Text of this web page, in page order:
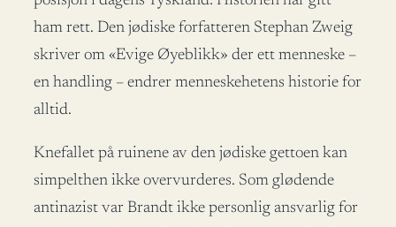
ham rett. Den jødiske forfatteren Stephan Zweig
skriver om «Evige Øyeblikk» der ett menneske –
en handling – endrer menneskehetens historie for
alltid.
Knefallet på ruinene av den jødiske gettoen kan
simpelthen ikke overvurderes. Som glødende
antinazist var Brandt ikke personlig ansvarlig for